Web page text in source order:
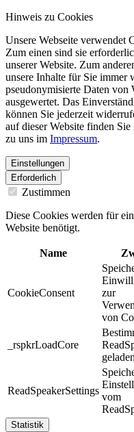
Hinweis zu Cookies
Unsere Webseite verwendet
Zum einen sind sie
unserer Website. Zum
unsere Inhalte für Sie immer
pseudonymisierte Daten von
ausgewertet. Das
können Sie jederzeit
auf dieser Website finden Sie
zu uns im Impressum.
Einstellungen
Erforderlich
Zustimmen
Diese Cookies werden für
Website benötigt.
Name
CookieConsent
zur
von
_rspkrLoadCore
ReadSpeakerSettings
vom
Statistik